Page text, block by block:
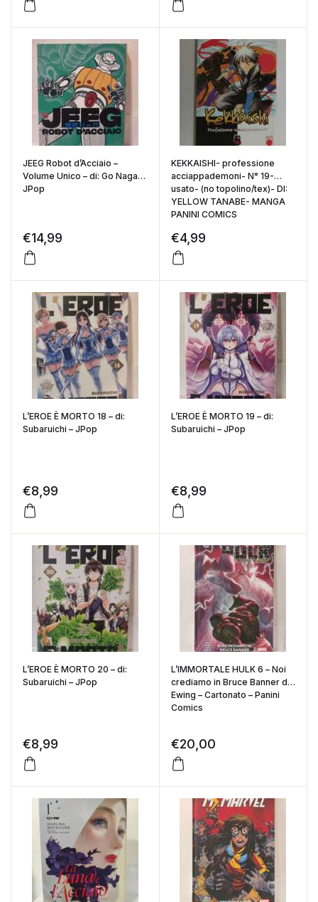
JEEG Robot d’Acciaio –
Volume Unico – di: Go Nagai –
JPop
€14,99
KEKKAISHI- professione
acciappademoni- N° 19-
usato- (no topolino/tex)- DI:
YELLOW TANABE- MANGA
PANINI COMICS
€4,99
L’EROE È MORTO 18 – di:
Subaruichi – JPop
€8,99
L’EROE È MORTO 19 – di:
Subaruichi – JPop
€8,99
L’EROE È MORTO 20 – di:
Subaruichi – JPop
€8,99
L’IMMORTALE HULK 6 – Noi
crediamo in Bruce Banner di:
Ewing – Cartonato – Panini
Comics
€20,00